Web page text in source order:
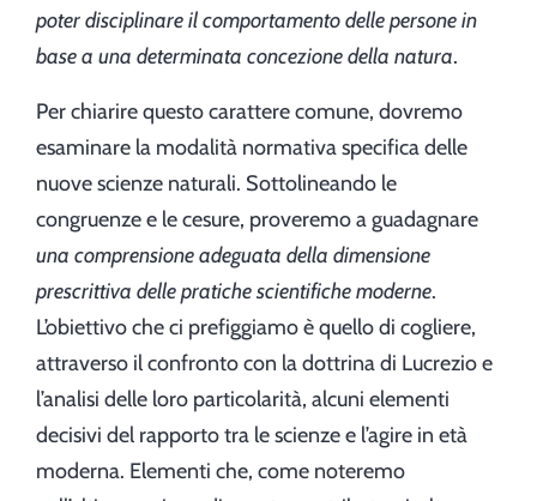
poter disciplinare il comportamento delle persone in
base a una determinata concezione della natura.
Per chiarire questo carattere comune, dovremo
esaminare la modalità normativa specifica delle
nuove scienze naturali. Sottolineando le
congruenze e le cesure, proveremo a guadagnare
una comprensione adeguata della dimensione
prescrittiva delle pratiche scientifiche moderne.
L’obiettivo che ci prefiggiamo è quello di cogliere,
attraverso il confronto con la dottrina di Lucrezio e
l’analisi delle loro particolarità, alcuni elementi
decisivi del rapporto tra le scienze e l’agire in età
moderna. Elementi che, come noteremo